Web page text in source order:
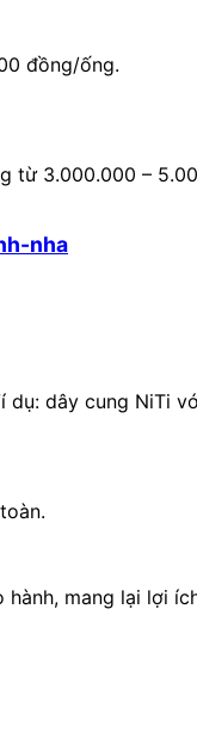
đồng/ống.
từ 3.000.000 –
nha
dây cung NiTi
mang lại lợi